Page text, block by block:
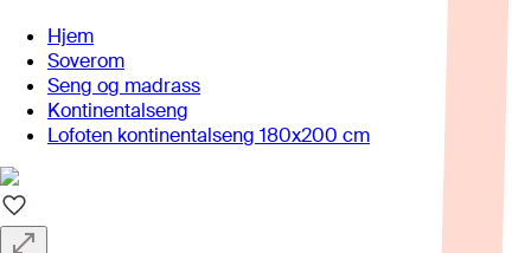
Hjem
Soverom
Seng og madrass
Kontinentalseng
Lofoten kontinentalseng 180x200 cm